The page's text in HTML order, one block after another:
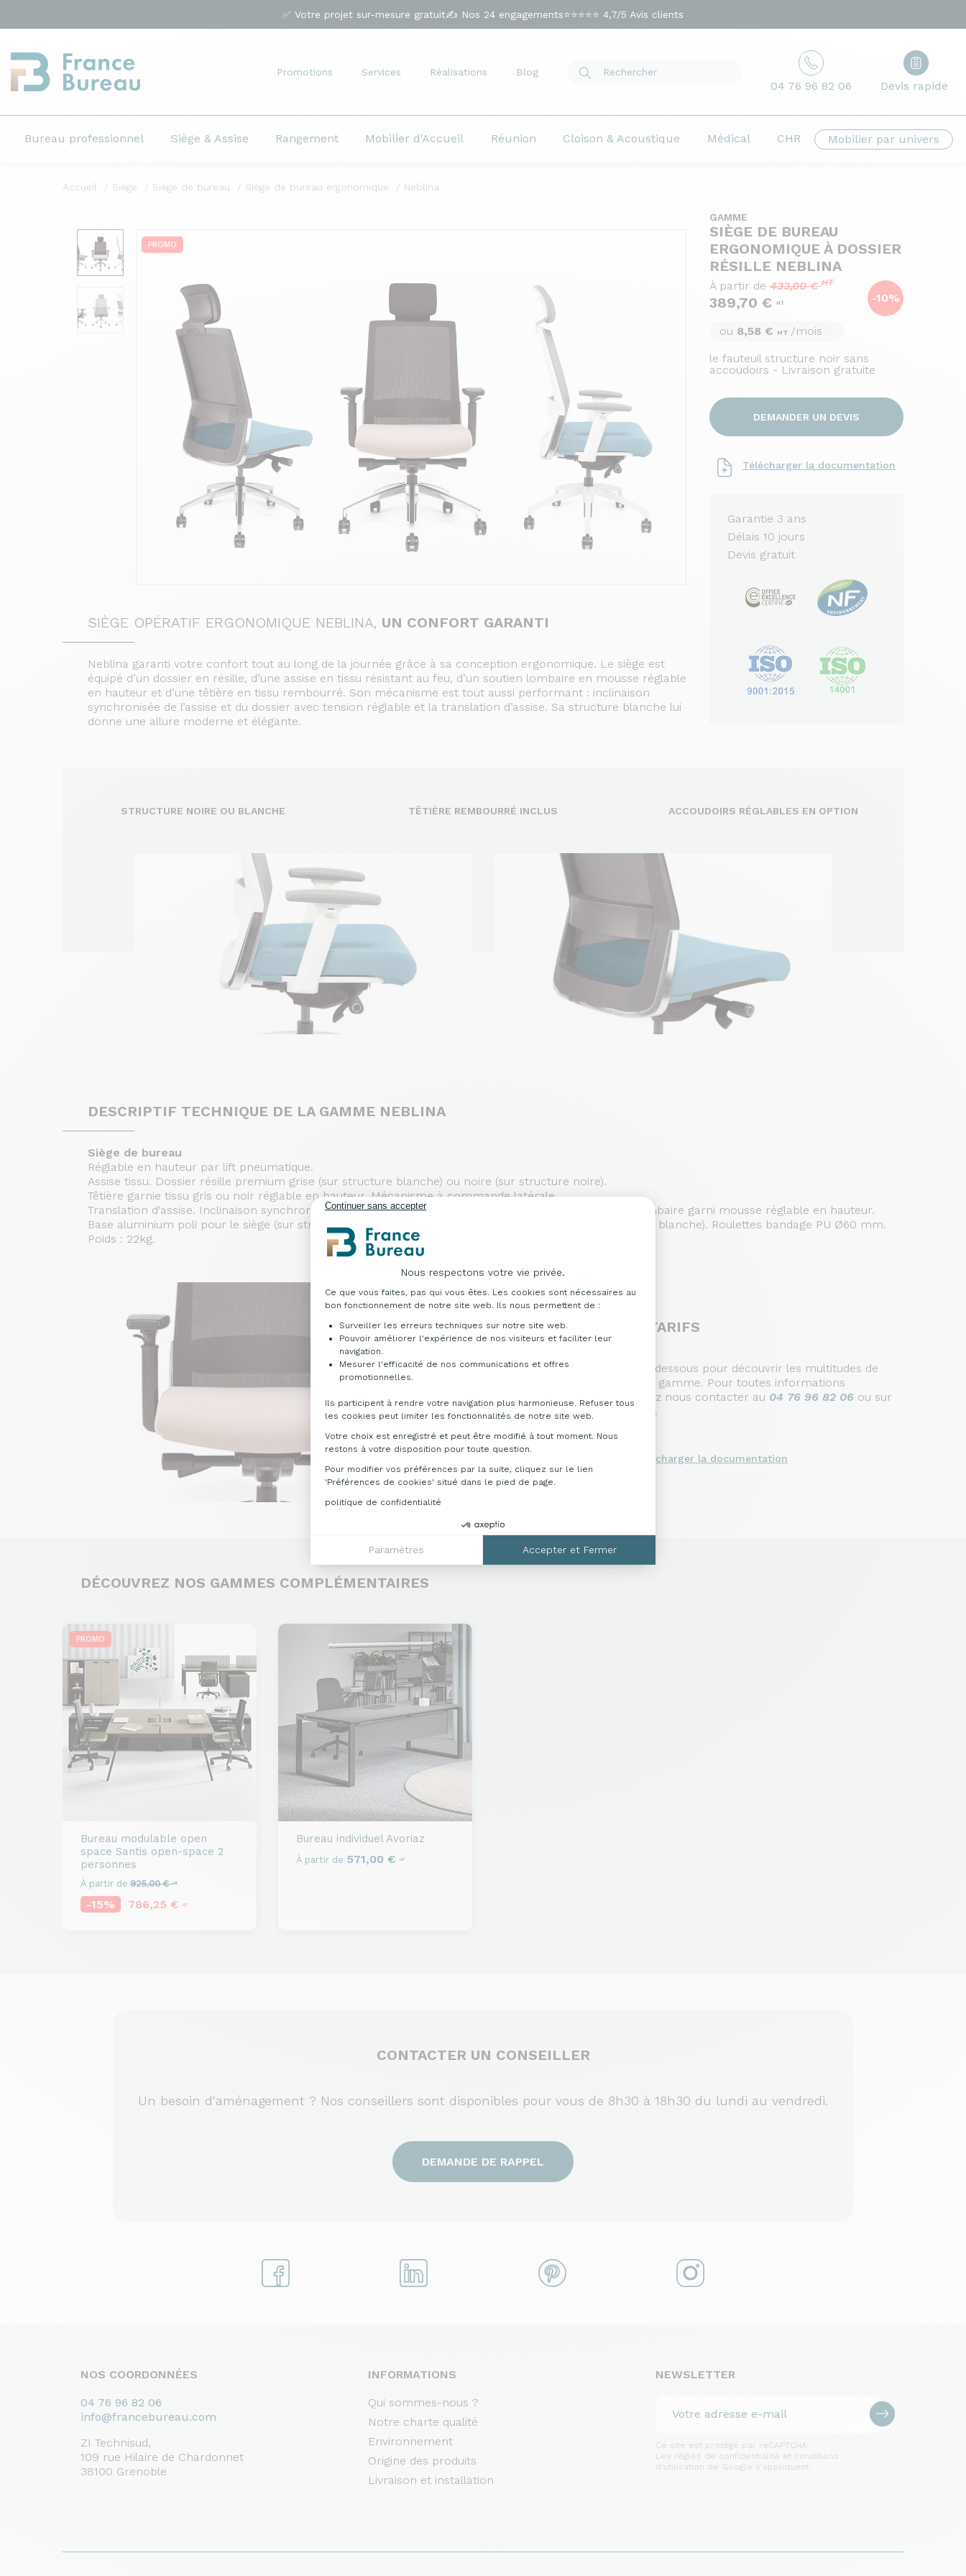
Continuer sans accepter
Nous respectons votre vie privée.
Plateforme de Gestion du Consentement : Personnalisez vos Options
Ce que vous faites, pas qui vous êtes. Les cookies sont nécessaires au
bon fonctionnement de notre site web. Ils nous permettent de :
Surveiller les erreurs techniques sur notre site web.
Pouvoir améliorer l'expérience de nos visiteurs et faciliter leur
navigation.
Mesurer l'efficacité de nos communications et offres
promotionnelles.
Ils participent à rendre votre navigation plus harmonieuse. Refuser tous
les cookies peut limiter les fonctionnalités de notre site web.
Votre choix est enregistré et peut être modifié à tout moment. Nous
restons à votre disposition pour toute question.
Pour modifier vos préférences par la suite, cliquez sur le lien
'Préférences de cookies' situé dans le pied de page.
politique de confidentialité
Paramètres Accepter et Fermer
✅ Votre projet sur-mesure gratuit✍️ Nos 24 engagements⭐⭐⭐⭐⭐ 4,7/5 Avis clients
Promotions Services Réalisations Blog
04 76 96 82 06 Devis rapide
Bureau professionnel Siège & Assise Rangement Mobilier d'Accueil Réunion Cloison & Acoustique Médical CHR Mobilier par univers
Accueil Siège Siège de bureau Siège de bureau ergonomique Neblina
PROMO
GAMME
SIÈGE DE BUREAU
ERGONOMIQUE À DOSSIER
RÉSILLE NEBLINA
-10%
À partir de 433,00 €HT
389,70 € HT
ou 8,58 € HT /mois
le fauteuil structure noir sans
accoudoirs - Livraison gratuite
DEMANDER UN DEVIS
Télécharger la documentation
Garantie 3 ans
Délais 10 jours
Devis gratuit
SIÈGE OPÉRATIF ERGONOMIQUE NEBLINA, UN CONFORT GARANTI
Neblina garanti votre confort tout au long de la journée grâce à sa conception ergonomique. Le siège est
équipé d’un dossier en résille, d’une assise en tissu résistant au feu, d’un soutien lombaire en mousse réglable
en hauteur et d’une têtière en tissu rembourré. Son mécanisme est tout aussi performant : inclinaison
synchronisée de l’assise et du dossier avec tension réglable et la translation d’assise. Sa structure blanche lui
donne une allure moderne et élégante.
STRUCTURE NOIRE OU BLANCHE TÊTIÈRE REMBOURRÉ INCLUS ACCOUDOIRS RÉGLABLES EN OPTION
DESCRIPTIF TECHNIQUE DE LA GAMME NEBLINA
Siège de bureau
Réglable en hauteur par lift pneumatique.
Assise tissu. Dossier résille premium grise (sur structure blanche) ou noire (sur structure noire).
Têtière garnie tissu gris ou noir réglable en hauteur. Mécanisme à commande latérale.
Translation d'assise. Inclinaison synchronisée de l'assise et du dossier avec tension réglable. Soutien lombaire garni mousse réglable en hauteur.
Base aluminium poli pour le siège (sur structure noire). Base aluminium laqué époxy blanc (sur structure blanche). Roulettes bandage PU Ø60 mm.
Poids : 22kg.
DÉCLINAISONS & TARIFS
Accédez au catalogue ci-dessous pour découvrir les multitudes de
possibilités qu'offre cette gamme. Pour toutes informations
complémentaires, veuillez nous contacter au 04 76 96 82 06 ou sur
info@francebureau.com .
Télécharger la documentation
DÉCOUVREZ NOS GAMMES COMPLÉMENTAIRES
PROMO
Bureau modulable open
space Santis open-space 2
personnes
À partir de 925,00 €HT
-15% 786,25 € HT
Bureau individuelAvoriaz
À partir de 571,00 € HT
CONTACTER UN CONSEILLER
Un besoin d'aménagement ? Nos conseillers sont disponibles pour vous de 8h30 à 18h30 du lundi au vendredi.
DEMANDE DE RAPPEL
NEWSLETTER
Ce site est protégé par reCAPTCHA.
Les règles de confidentialité et conditions
d'utilisation de Google s'appliquent.
NOS COORDONNÉES
04 76 96 82 06
info@francebureau.com
ZI Technisud,
109 rue Hilaire de Chardonnet
38100 Grenoble
INFORMATIONS
Qui sommes-nous ?
Notre charte qualité
Environnement
Origine des produits
Livraison et installation